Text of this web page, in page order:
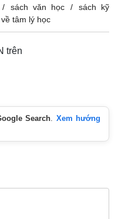
sách văn học
sách kỹ
tâm lý học
trên
Search
Xem hướng